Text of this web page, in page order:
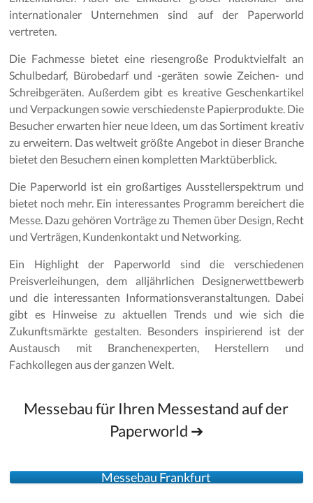
internationaler Unternehmen sind auf der Paperworld
vertreten.
Die Fachmesse bietet eine riesengroße Produktvielfalt an
Schulbedarf, Bürobedarf und -geräten sowie Zeichen- und
Schreibgeräten. Außerdem gibt es kreative Geschenkartikel
und Verpackungen sowie verschiedenste Papierprodukte. Die
Besucher erwarten hier neue Ideen, um das Sortiment kreativ
zu erweitern. Das weltweit größte Angebot in dieser Branche
bietet den Besuchern einen kompletten Marktüberblick.
Die Paperworld ist ein großartiges Ausstellerspektrum und
bietet noch mehr. Ein interessantes Programm bereichert die
Messe. Dazu gehören Vorträge zu Themen über Design, Recht
und Verträgen, Kundenkontakt und Networking.
Ein Highlight der Paperworld sind die verschiedenen
Preisverleihungen, dem alljährlichen Designerwettbewerb
und die interessanten Informationsveranstaltungen. Dabei
gibt es Hinweise zu aktuellen Trends und wie sich die
Zukunftsmärkte gestalten. Besonders inspirierend ist der
Austausch mit Branchenexperten, Herstellern und
Fachkollegen aus der ganzen Welt.
Messebau für Ihren Messestand auf der
Paperworld ➔
Messebau Frankfurt